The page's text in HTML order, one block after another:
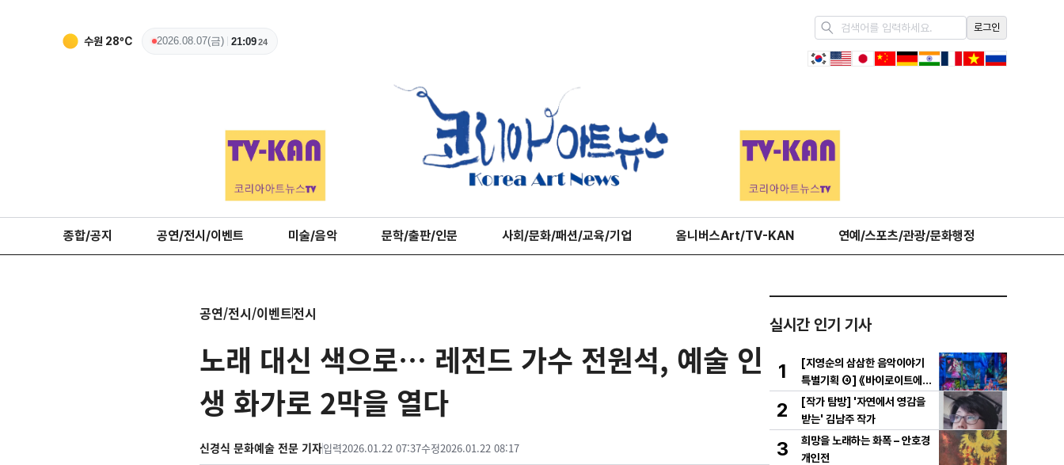
수원 28ºC 2026.08.07(금) 21:0925
로그인
종합/공지 공연/전시/이벤트 미술/음악 문학/출판/인문 사회/문화/패션/교육/기업 옴니버스Art/TV-KAN 연예/스포츠/관광/문화행정
공연/전시/이벤트전시
노래 대신 색으로… 레전드 가수 전원석, 예술 인
생 화가로 2막을 열다
신경식 문화예술 전문 기자입력2026.01.22 07:37수정2026.01.22 08:17
실시간 인기 기사
1
[지영순의 삼삼한 음악이야기
특별기획 ④] 《바이로이트에서
만난 바그너》
2
[작가 탐방] '자연에서 영감을
받는' 김남주 작가
3
희망을 노래하는 화폭 – 안호경
개인전